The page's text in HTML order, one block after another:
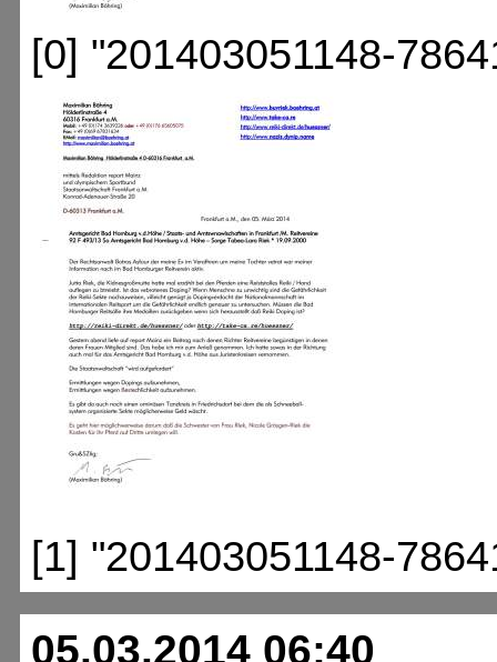
[0] "201403051148-
[1] "201403051148-
05.03.2014 06:40